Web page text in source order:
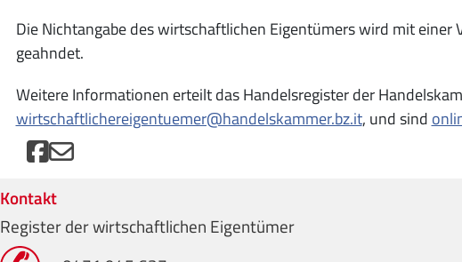
Die Nichtangabe des wirtschaftlichen Eigentümers wird mit
geahndet.
Weitere Informationen erteilt das Handelsregister der
wirtschaftlichereigentuemer@handelskammer.bz.it, und sind
Kontakt
Register der wirtschaftlichen Eigentümer